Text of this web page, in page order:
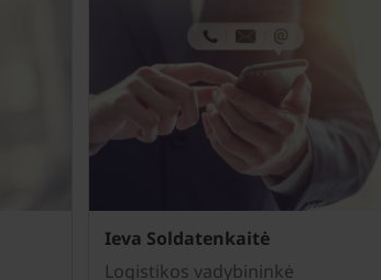
Ieva Soldatenkaitė
Logistikos vadybininkė